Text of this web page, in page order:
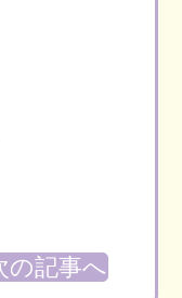
の記事へ